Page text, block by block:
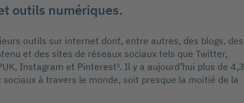
outils numériques.
outils sur internet dont, entre autres, des blogs, des
et des sites de réseaux sociaux tels que Twitter,
Instagram et Pinterest¹. Il y a aujourd’hui plus de 4,3
à travers le monde, soit presque la moitié de la